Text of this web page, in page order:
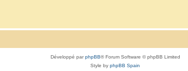
Développé parphpBB® Forum Software © phpBB Limited
Style by phpBB Spain